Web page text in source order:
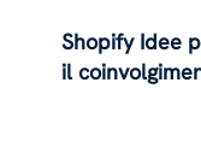
Shopify Idee
il